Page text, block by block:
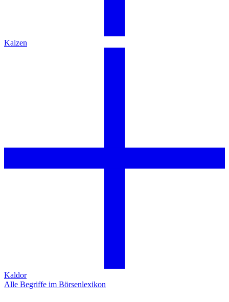
Kaizen
Kaldor
Alle Begriffe im Börsenlexikon